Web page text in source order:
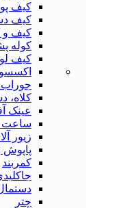
کیف
کیف
کیف و
کوله
کیف
عینک
ساعت
زیور
پاپوش
کمربند
چتر